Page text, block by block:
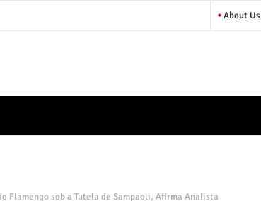
About Us
Flamengo sob a Tutela de Sampaoli, Afirma Analista